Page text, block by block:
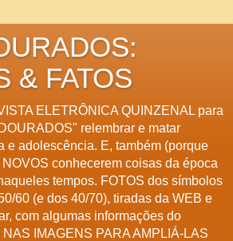
& FATOS
ELETRÔNICA QUINZENAL para
relembrar e matar
e adolescência. E, também (porque
conhecerem coisas da época
tempos. FOTOS dos símbolos
60 (e dos 40/70), tiradas da WEB e
com algumas informações do
IMAGENS PARA AMPLIÁ-LAS